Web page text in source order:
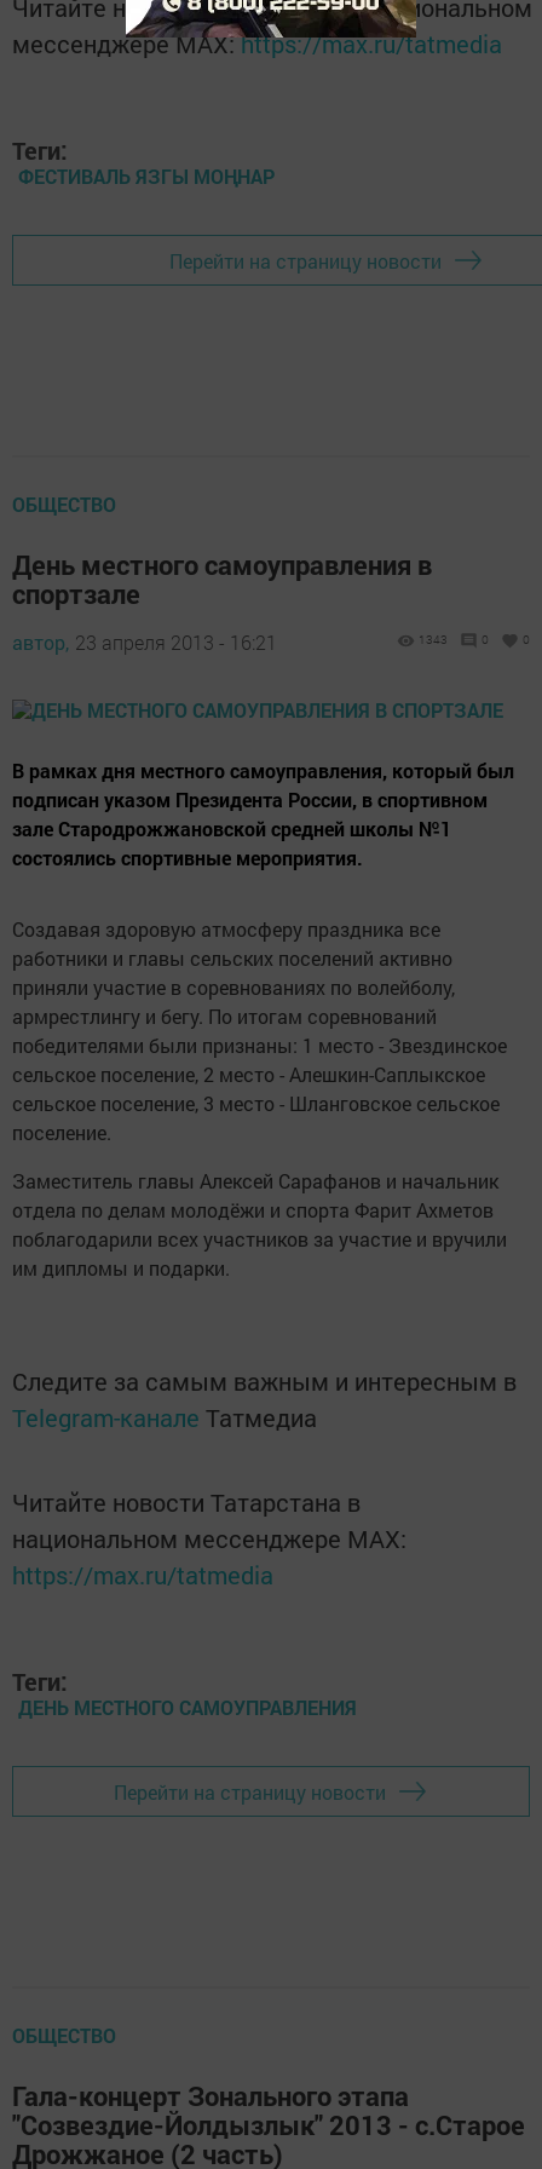
Читайте новости Татарстана в национальном
мессенджере MАХ:https://max.ru/tatmedia
Теги:
ФЕСТИВАЛЬ ЯЗГЫ МОҢНАР
Перейти на страницу новости
ОБЩЕСТВО
День местного самоуправления в
спортзале
автор, 23 апреля 2013 - 16:21 1343 0 0
В рамках дня местного самоуправления, который был
подписан указом Президента России, в спортивном
зале Стародрожжановской средней школы №1
состоялись спортивные мероприятия.
Создавая здоровую атмосферу праздника все
работники и главы сельских поселений активно
приняли участие в соревнованиях по волейболу,
армрестлингу и бегу. По итогам соревнований
победителями были признаны: 1 место - Звездинское
сельское поселение, 2 место - Алешкин-Саплыкское
сельское поселение, 3 место - Шланговское сельское
поселение.
Заместитель главы Алексей Сарафанов и начальник
отдела по делам молодёжи и спорта Фарит Ахметов
поблагодарили всех участников за участие и вручили
им дипломы и подарки.
Следите за самым важным и интересным в
Telegram-канале Татмедиа
Читайте новости Татарстана в
национальном мессенджере MАХ:
https://max.ru/tatmedia
Теги:
ДЕНЬ МЕСТНОГО САМОУПРАВЛЕНИЯ
Перейти на страницу новости
ОБЩЕСТВО
Гала-концерт Зонального этапа
"Созвездие-Йолдызлык" 2013 - с.Старое
Дрожжаное (2 часть)